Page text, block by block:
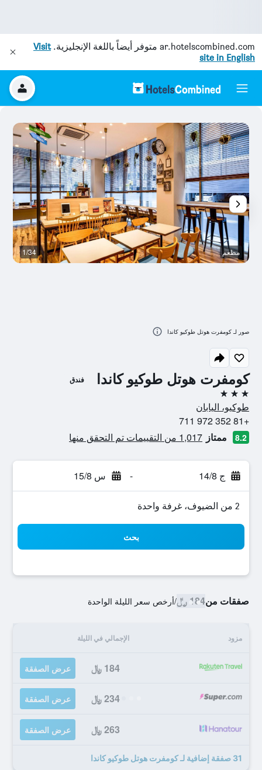
ar.hotelscombined.com متوفر أيضاً باللغة الإنجليزية.Visit
site in English
كومفرت هوتل طوكيو كاندا فندق
3 نجوم
طوكيو، اليابان
+81 352 972 711
8.2 ممتاز 1,017 من التقييمات تم التحقق منها
ج 14/8 - س 15/8
2 من الضيوف، غرفة واحدة
بحث
صفقات من184 ﷼ /أرخص سعر الليلة الواحدة
مزود الإجمالي في الليلة
184 ﷼ عرض الصفقة
234 ﷼ عرض الصفقة
263 ﷼ عرض الصفقة
31 صفقة إضافية لـ كومفرت هوتل طوكيو كاندا
مطعم 1/34
صور لـ كومفرت هوتل طوكيو كاندا